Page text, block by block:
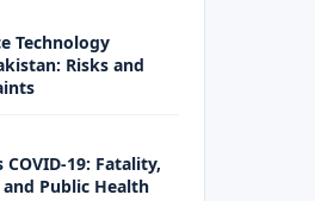
Technology
Risks and
19: Fatality,
Public Health